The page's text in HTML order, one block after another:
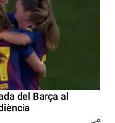
del Barça al